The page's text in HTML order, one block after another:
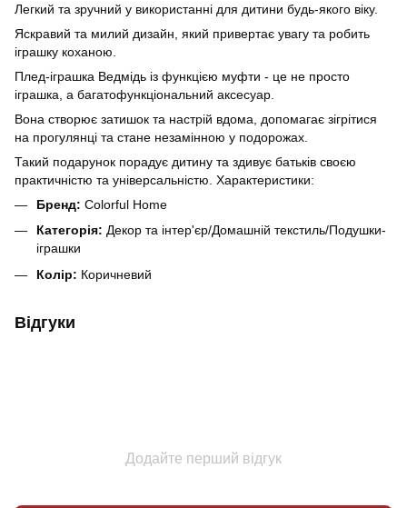
Легкий та зручний у використанні для дитини будь-якого віку.
Яскравий та милий дизайн, який привертає увагу та робить
іграшку коханою.
Плед-іграшка Ведмідь із функцією муфти - це не просто
іграшка, а багатофункціональний аксесуар.
Вона створює затишок та настрій вдома, допомагає зігрітися
на прогулянці та стане незамінною у подорожах.
Такий подарунок порадує дитину та здивує батьків своєю
практичністю та універсальністю. Характеристики:
Бренд: Colorful Home
Категорія: Декор та інтер'єр/Домашній текстиль/Подушки-
іграшки
Колір: Коричневий
Відгуки
Додайте перший відгук